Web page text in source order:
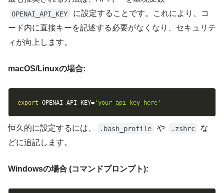
OPENAI_API_KEY
に設定することです。これにより、コ
ード内に直接キーを記述する必要がなくなり、セキュリテ
ィが向上します。
macOS/Linuxの場合:
export OPENAI_API_KEY= 'your-api-key-here'
恒久的に設定するには、 .bash_profile や .zshrc
な
どに追記します。
Windowsの場合 (コマンドプロンプト):